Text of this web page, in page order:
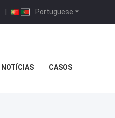
Portuguese
|
NOTÍCIAS CASOS